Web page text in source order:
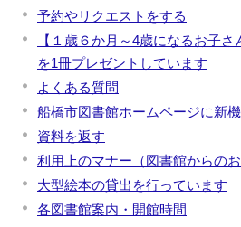
予約やリクエストをする
【１歳６か月～4歳になるお子
を1冊プレゼントしています
よくある質問
船橋市図書館ホームページに新
資料を返す
利用上のマナー（図書館からのお
大型絵本の貸出を行っています
各図書館案内・開館時間